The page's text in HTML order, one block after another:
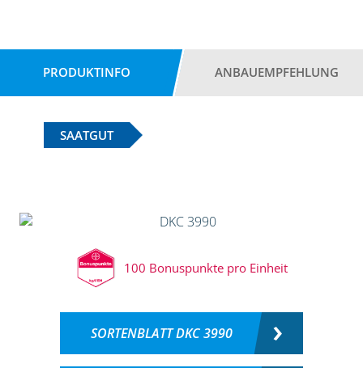
PRODUKTINFO ANBAUEMPFEHLUNG
SAATGUT
100 Bonuspunkte pro Einheit
SORTENBLATT DKC 3990